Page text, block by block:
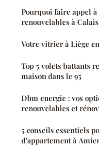
Pourquoi faire appel
renouvelables à
Votre vitrier à Liège
Top 5 volets battants
maison dans le 95
Dbm energie : vos
renouvelables et
5 conseils essentiels
d'appartement à